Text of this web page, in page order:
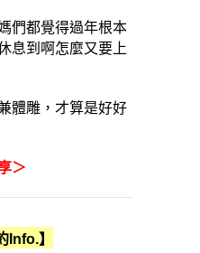
們都覺得過年根本
息到啊怎麼又要上
體雕，才算是好好
＞
Info.】